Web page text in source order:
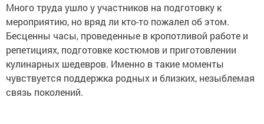
Много труда ушло у участников на подготовку к
мероприятию, но вряд ли кто-то пожалел об этом.
Бесценны часы, проведенные в кропотливой работе и
репетициях, подготовке костюмов и приготовлении
кулинарных шедевров. Именно в такие моменты
чувствуется поддержка родных и близких, незыб­лемая
связь поколений.